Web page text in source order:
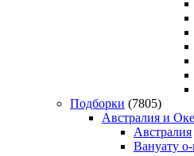
Подборки (7805)
Австралия и
Австралия
Вануату о-